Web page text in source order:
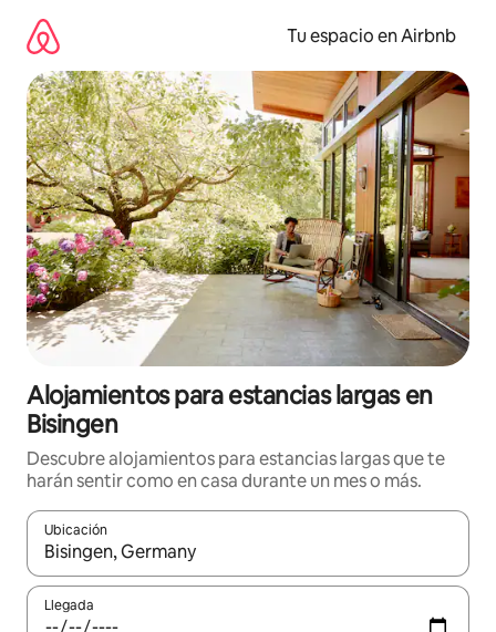
contenido
Tu espacio en Airbnb
Alojamientos para estancias largas en
Bisingen
Descubre alojamientos para estancias largas que te
harán sentir como en casa durante un mes o más.
Ubicación
Cuando los resultados estén disponibles, podrás navegar
Llegada